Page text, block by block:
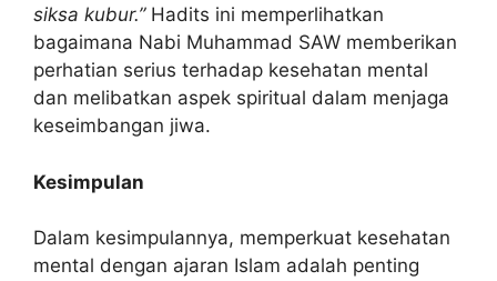
siksa kubur.”Hadits ini memperlihatkan
bagaimana Nabi Muhammad SAW memberikan
perhatian serius terhadap kesehatan mental
dan melibatkan aspek spiritual dalam menjaga
keseimbangan jiwa.
Kesimpulan
Dalam kesimpulannya, memperkuat kesehatan
mental dengan ajaran Islam adalah penting